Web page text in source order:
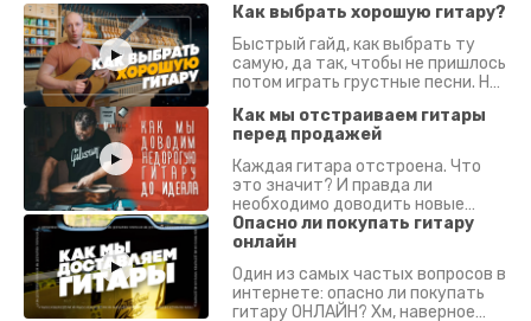
Как выбрать хорошую гитару?
Быстрый гайд, как выбрать ту
самую, да так, чтобы не пришлось
потом играть грустные песни. На
Как мы отстраиваем гитары
перед продажей
Каждая гитара отстроена. Что
это значит? И правда ли
необходимо доводить новые
гитары? Если кратко - да.
Подробно - в видео :)
Опасно ли покупать гитару
онлайн
Один из самых частых вопросов в
интернете: опасно ли покупать
гитару ОНЛАЙН? Хм, наверное